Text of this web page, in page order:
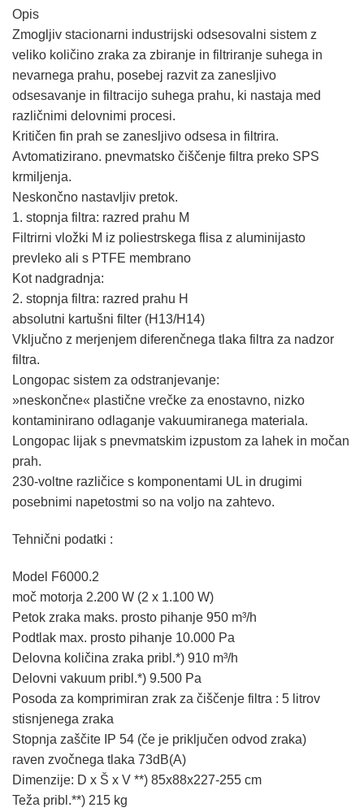
Opis
Zmogljiv stacionarni industrijski odsesovalni sistem z
veliko količino zraka za zbiranje in filtriranje suhega in
nevarnega prahu, posebej razvit za zanesljivo
odsesavanje in filtracijo suhega prahu, ki nastaja med
različnimi delovnimi procesi.
Kritičen fin prah se zanesljivo odsesa in filtrira.
Avtomatizirano. pnevmatsko čiščenje filtra preko SPS
krmiljenja.
Neskončno nastavljiv pretok.
1. stopnja filtra: razred prahu M
Filtrirni vložki M iz poliestrskega flisa z aluminijasto
prevleko ali s PTFE membrano
Kot nadgradnja:
2. stopnja filtra: razred prahu H
absolutni kartušni filter (H13/H14)
Vključno z merjenjem diferenčnega tlaka filtra za nadzor
filtra.
Longopac sistem za odstranjevanje:
»neskončne« plastične vrečke za enostavno, nizko
kontaminirano odlaganje vakuumiranega materiala.
Longopac lijak s pnevmatskim izpustom za lahek in močan
prah.
230-voltne različice s komponentami UL in drugimi
posebnimi napetostmi so na voljo na zahtevo.
Tehnični podatki :
Model F6000.2
moč motorja 2.200 W (2 x 1.100 W)
Petok zraka maks. prosto pihanje 950 m³/h
Podtlak max. prosto pihanje 10.000 Pa
Delovna količina zraka pribl.*) 910 m³/h
Delovni vakuum pribl.*) 9.500 Pa
Posoda za komprimiran zrak za čiščenje filtra : 5 litrov
stisnjenega zraka
Stopnja zaščite IP 54 (če je priključen odvod zraka)
raven zvočnega tlaka 73dB(A)
Dimenzije: D x Š x V **) 85x88x227-255 cm
Teža pribl.**) 215 kg